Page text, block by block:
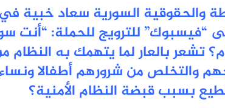
والحقوقية السورية سعاد خبية
“فيسبوك” للترويج للحملة: “أنت
تشعر بالعار لما يتهمك به النظام
والتخلص من شرورهم أطفالا
بسبب قبضة النظام الأمنية؟